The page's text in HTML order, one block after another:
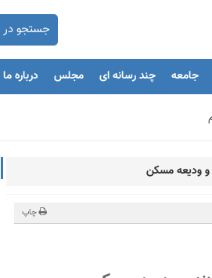
جامعه چند رسانه ای مجلس درباره ما
با بحران مواجه کند
چاپ